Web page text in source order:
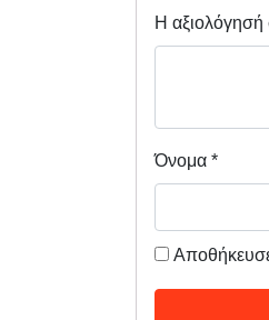
Η αξιολόγησή
Όνομα *